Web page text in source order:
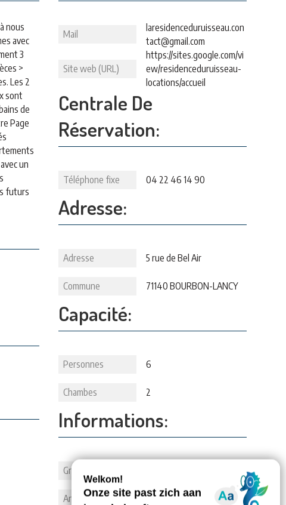
nous
avec
3
>
Les 2
sont
de
Page
un
futurs
Mail
laresidenceduruisseau.con
tact@gmail.com
Site web (URL)
https://sites.google.com/vi
ew/residenceduruisseau-
locations/accueil
Centrale De
Réservation:
Téléphone fixe 04 22 46 14 90
Adresse:
Adresse 5 rue de Bel Air
Commune 71140 BOURBON-LANCY
Capacité:
Personnes 6
Chambes 2
Informations:
Groupes
Animaux 1